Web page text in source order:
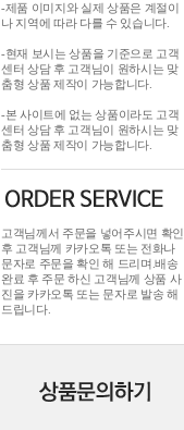
-제품 이미지와 실제 상품은 계절이
나 지역에 따라 다를 수 있습니다.
-현재 보시는 상품을 기준으로 고객
센터 상담 후 고객님이 원하시는 맞
춤형 상품 제작이 가능합니다.
-본 사이트에 없는 상품이라도 고객
센터 상담 후 고객님이 원하시는 맞
춤형 상품 제작이 가능합니다.
고객님께서 주문을 넣어주시면 확인
후 고객님께 카카오톡 또는 전화나
문자로 주문을 확인 해 드리며.배송
완료 후 주문 하신 고객님께 상품 사
진을 카카오톡 또는 문자로 발송 해
드립니다.